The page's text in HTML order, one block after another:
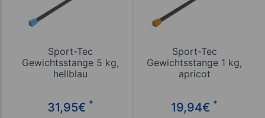
Sport-Tec
Gewichtsstange 5 kg,
hellblau
31,95€ *
Sport-Tec
Gewichtsstange 1 kg,
apricot
19,94€ *